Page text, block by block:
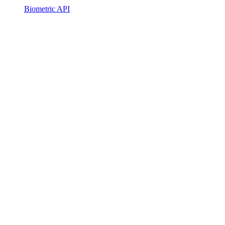
Biometric API